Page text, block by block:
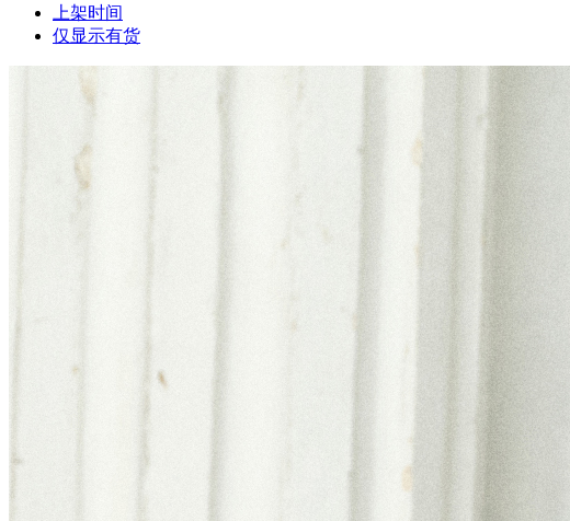
上架时间
仅显示有货